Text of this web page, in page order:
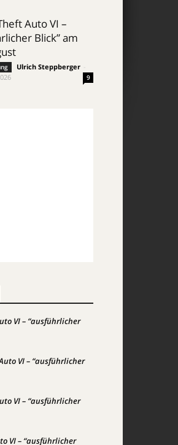
Auto VI –
Blick” am
Ulrich Steppberger
9
VI – “ausführlicher
VI – “ausführlicher
VI – “ausführlicher
VI – “ausführlicher